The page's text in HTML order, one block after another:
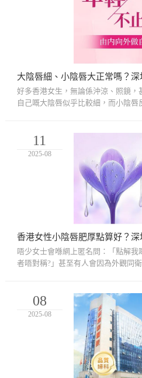
好多香港女生，無論係沖涼、照鏡
自己嘅大陰唇似乎比較細，而小陰
11
2025-08
香港女性小陰唇肥厚點算好？
唔少女士會喺網上匿名問：「點解
者唔對稱?」甚至有人會因為外觀同
08
2025-08